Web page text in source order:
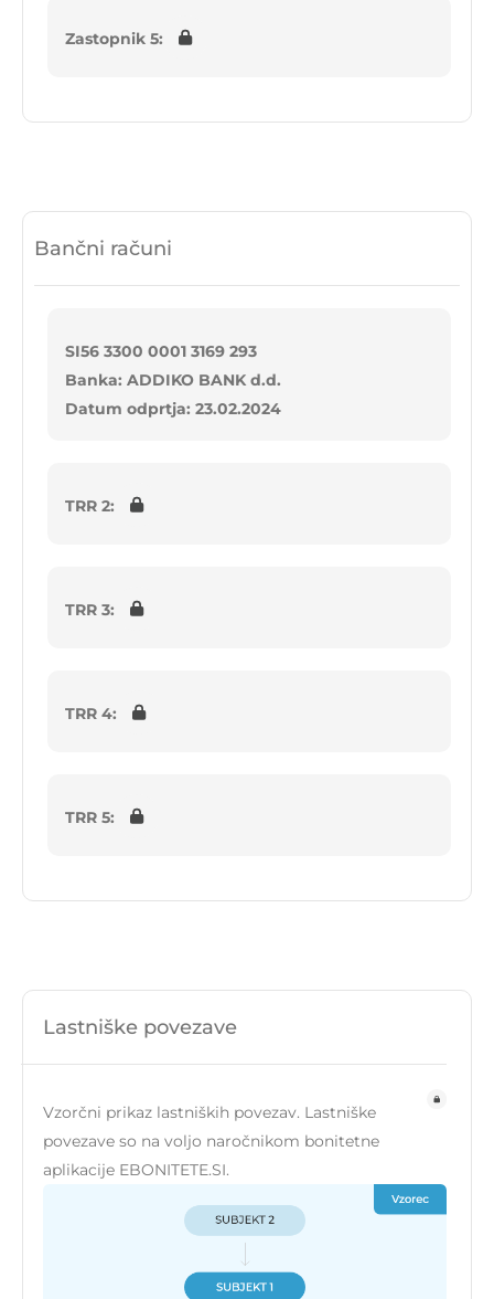
Zastopnik 5:
Bančni računi
SI56 3300 0001 3169 293
Banka: ADDIKO BANK d.d.
Datum odprtja: 23.02.2024
TRR 2:
TRR 3:
TRR 4:
TRR 5:
Lastniške povezave
Vzorčni prikaz lastniških povezav. Lastniške
povezave so na voljo naročnikom bonitetne
aplikacije EBONITETE.SI.